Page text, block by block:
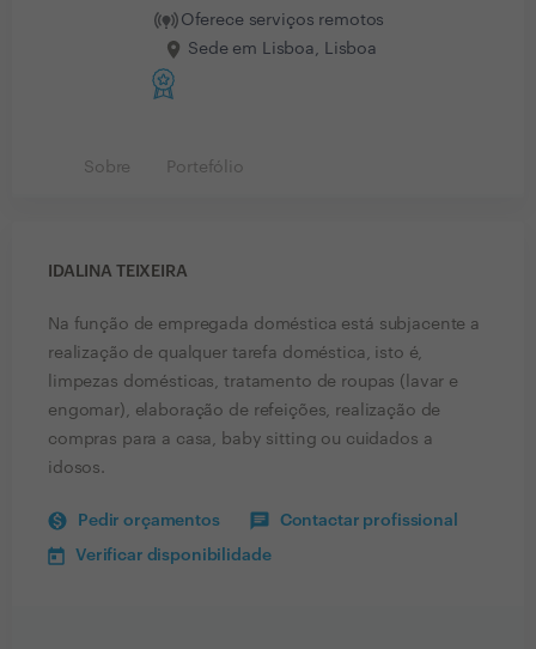
Oferece serviços remotos
Sede em Lisboa, Lisboa
Sobre Portefólio
IDALINA TEIXEIRA
Na função de empregada doméstica está subjacente a
realização de qualquer tarefa doméstica, isto é,
limpezas domésticas, tratamento de roupas (lavar e
engomar), elaboração de refeições, realização de
compras para a casa, baby sitting ou cuidados a
idosos.
Pedir orçamentos Contactar profissional
Verificar disponibilidade